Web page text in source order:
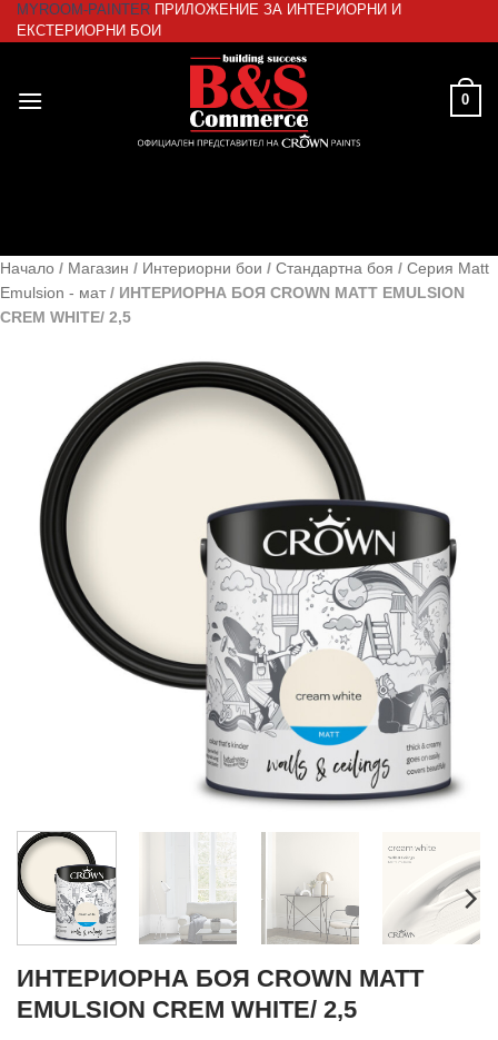
Skip
to
MYROOM-PAINTER ПРИЛОЖЕНИЕ ЗА ИНТЕРИОРНИ И
ЕКСТЕРИОРНИ БОИ
0
Начало / Магазин / Интериорни бои / Стандартна боя / Серия Matt
Emulsion - мат / ИНТЕРИОРНА БОЯ CROWN MATT EMULSION
CREM WHITE/ 2,5
ИНТЕРИОРНА БОЯ CROWN MATT
EMULSION CREM WHITE/ 2,5